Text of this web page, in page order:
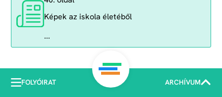
FOLYÓIRAT ARCHÍVUM
Képek az iskola életéből
...
COPYRIGHT © KATEDRA POLGÁRI TÁRSULÁS, 2023 | POWERED BY Akᵒ visual